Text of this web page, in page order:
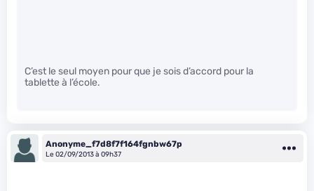
C’est le seul moyen pour que je sois d’accord pour la
tablette à l’école.
Anonyme_f7d8f7f164fgnbw67p
Le 02/09/2013 à 09h37